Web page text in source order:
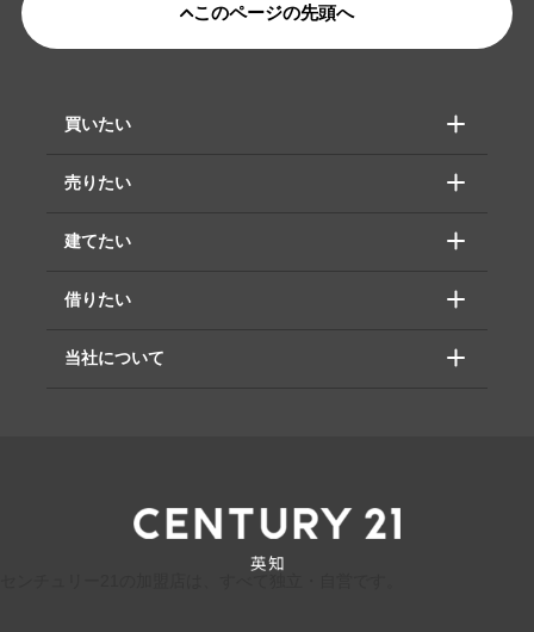
このページの先頭へ
買いたい
売りたい
建てたい
借りたい
当社について